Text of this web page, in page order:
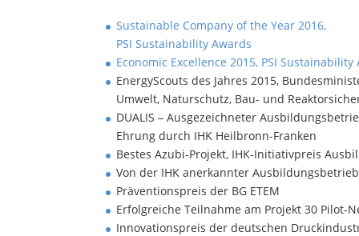
Sustainable Company of the Year 2016,
PSI Sustainability Awards
Economic Excellence 2015, PSI Sustainability
EnergyScouts des Jahres 2015,
Umwelt, Naturschutz, Bau- und
DUALIS – Ausgezeichneter
Ehrung durch IHK Heilbronn-Franken
Bestes Azubi-Projekt, IHK-Initiativpreis
Von der IHK anerkannter Ausbildungsbetrieb
Präventionspreis der BG ETEM
Erfolgreiche Teilnahme am Projekt 30 Pilot-
Innovationspreis der deutschen